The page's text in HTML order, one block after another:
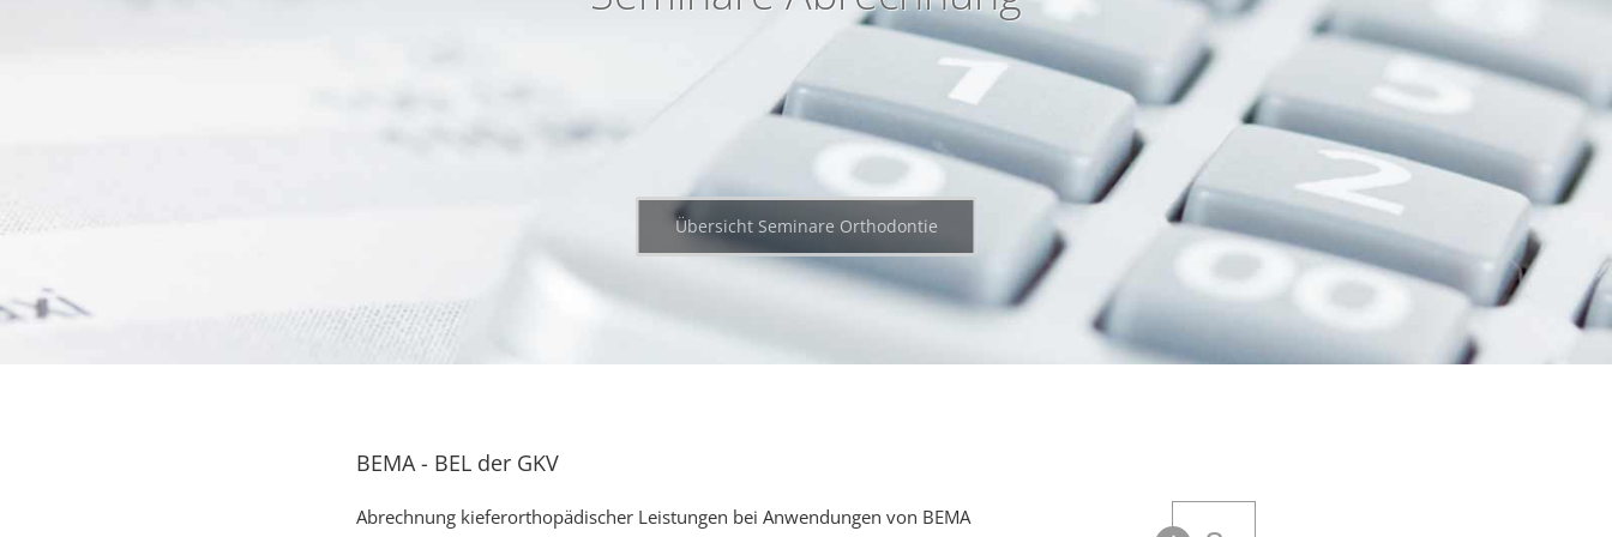
Übersicht Seminare Orthodontie
BEMA - BEL der GKV
Abrechnung kieferorthopädischer Leistungen bei Anwendungen von BEMA